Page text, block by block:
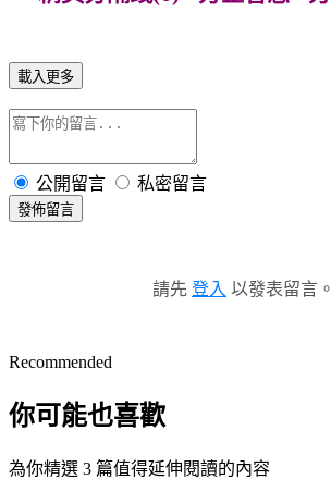
載入更多
公開留言 私密留言
發佈留言
請先 登入 以發表留言。
Recommended
你可能也喜歡
為你精選 3 篇值得延伸閱讀的內容